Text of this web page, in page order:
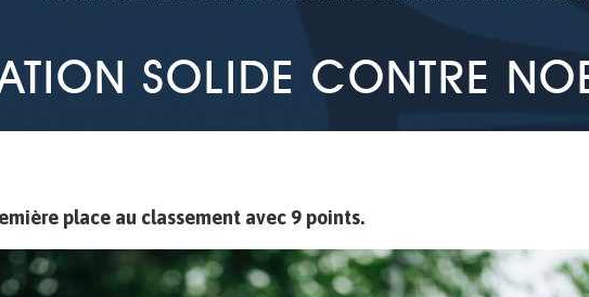
SOLIDE CONTRE
place au classement avec 9 points.